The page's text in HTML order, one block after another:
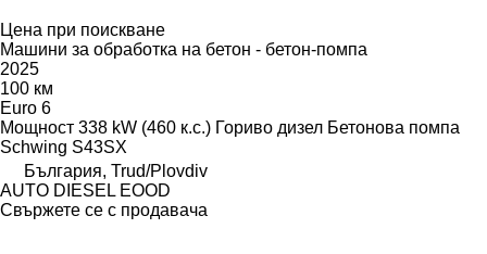
Цена при поискване
Машини за обработка на бетон - бетон-помпа
2025
100 км
Euro 6
Мощност 338 kW (460 к.с.) Гориво дизел Бетонова помпа
Schwing S43SX
България, Trud/Plovdiv
AUTO DIESEL EOOD
Свържете се с продавача